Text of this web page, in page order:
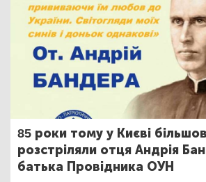
85 роки тому у Києві
розстріляли отця Андрія
батька Провідника ОУН